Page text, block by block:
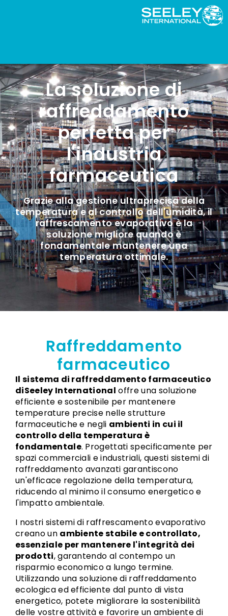
La soluzione di
raffreddamento
perfetta per
l'industria
farmaceutica
Grazie alla gestione ultraprecisa della
temperatura e al controllo dell'umidità, il
raffrescamento evaporativo è la
soluzione migliore quando è
fondamentale mantenere una
temperatura ottimale.
Raffreddamento
farmaceutico
Il sistema di raffreddamento farmaceutico
diSeeley International offre una soluzione
efficiente e sostenibile per mantenere
temperature precise nelle strutture
farmaceutiche e negli ambienti in cui il
controllo della temperatura è
fondamentale. Progettati specificamente per
spazi commerciali e industriali, questi sistemi di
raffreddamento avanzati garantiscono
un'efficace regolazione della temperatura,
riducendo al minimo il consumo energetico e
l'impatto ambientale.
I nostri sistemi di raffrescamento evaporativo
creano un ambiente stabile e controllato,
essenziale per mantenere l'integrità dei
prodotti, garantendo al contempo un
risparmio economico a lungo termine.
Utilizzando una soluzione di raffreddamento
ecologica ed efficiente dal punto di vista
energetico, potete migliorare la sostenibilità
delle vostre attività e favorire un ambiente di